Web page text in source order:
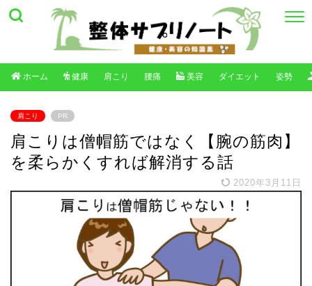
ホーム 健康 肩こり 腰痛 美容 ダイエット 姿勢
肩こり PR
肩こりは僧帽筋ではなく【腕の筋肉】
を柔らかくすれば解消する話
2020年3月11日